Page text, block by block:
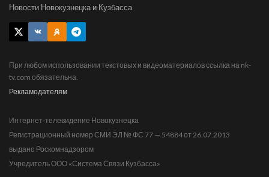
Новости Новокузнецка и Кузбасса
При любом использовании текстовых и видеоматериалов ссылка на nk-
tv.com обязательна.
Рекламодателям
Интернет-телевидение Новокузнецка
Регистрационный номер СМИ ЭЛ № ФС 77 — 54884 от 26.07.2013
выдано Роскомнадзором
Учредитель ООО «Система Связи Кузбасса»